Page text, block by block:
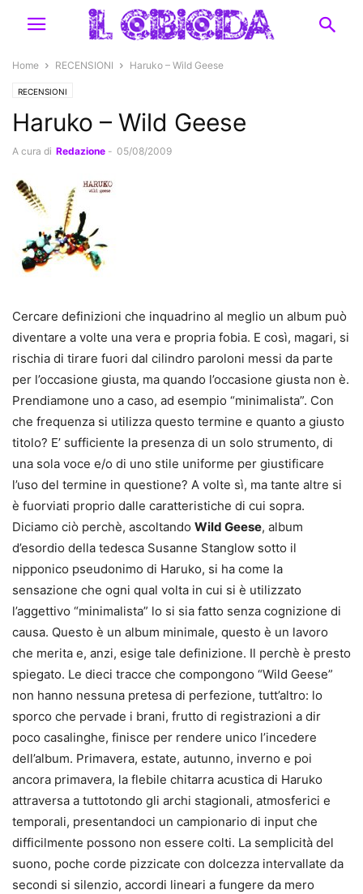
Home RECENSIONI Haruko – Wild Geese
RECENSIONI
Haruko – Wild Geese
A cura di Redazione - 05/08/2009
Cercare definizioni che inquadrino al meglio un album può
diventare a volte una vera e propria fobia. E così, magari, si
rischia di tirare fuori dal cilindro paroloni messi da parte
per l’occasione giusta, ma quando l’occasione giusta non è.
Prendiamone uno a caso, ad esempio “minimalista”. Con
che frequenza si utilizza questo termine e quanto a giusto
titolo? E’ sufficiente la presenza di un solo strumento, di
una sola voce e/o di uno stile uniforme per giustificare
l’uso del termine in questione? A volte sì, ma tante altre si
è fuorviati proprio dalle caratteristiche di cui sopra.
Diciamo ciò perchè, ascoltando Wild Geese, album
d’esordio della tedesca Susanne Stanglow sotto il
nipponico pseudonimo di Haruko, si ha come la
sensazione che ogni qual volta in cui si è utilizzato
l’aggettivo “minimalista” lo si sia fatto senza cognizione di
causa. Questo è un album minimale, questo è un lavoro
che merita e, anzi, esige tale definizione. Il perchè è presto
spiegato. Le dieci tracce che compongono “Wild Geese”
non hanno nessuna pretesa di perfezione, tutt’altro: lo
sporco che pervade i brani, frutto di registrazioni a dir
poco casalinghe, finisce per rendere unico l’incedere
dell’album. Primavera, estate, autunno, inverno e poi
ancora primavera, la flebile chitarra acustica di Haruko
attraversa a tuttotondo gli archi stagionali, atmosferici e
temporali, presentandoci un campionario di input che
difficilmente possono non essere colti. La semplicità del
suono, poche corde pizzicate con dolcezza intervallate da
secondi si silenzio, accordi lineari a fungere da mero